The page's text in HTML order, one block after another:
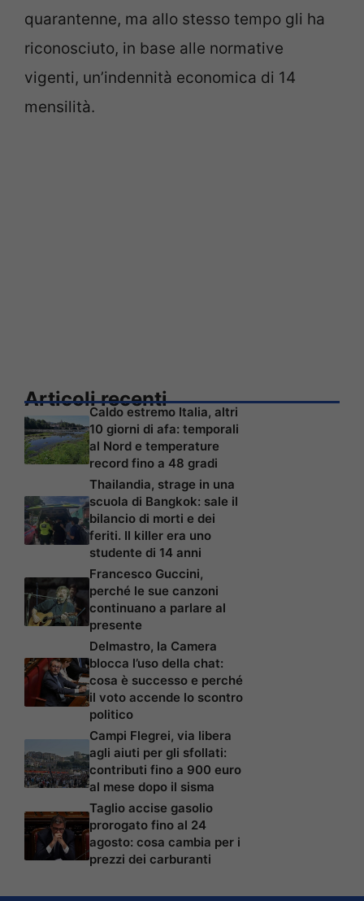
quarantenne, ma allo stesso tempo gli ha
riconosciuto, in base alle normative
vigenti, un’indennità economica di 14
mensilità.
Articoli recenti
Caldo estremo Italia, altri
10 giorni di afa: temporali
al Nord e temperature
record fino a 48 gradi
Thailandia, strage in una
scuola di Bangkok: sale il
bilancio di morti e dei
feriti. Il killer era uno
studente di 14 anni
Francesco Guccini,
perché le sue canzoni
continuano a parlare al
presente
Delmastro, la Camera
blocca l’uso della chat:
cosa è successo e perché
il voto accende lo scontro
politico
Campi Flegrei, via libera
agli aiuti per gli sfollati:
contributi fino a 900 euro
al mese dopo il sisma
Taglio accise gasolio
prorogato fino al 24
agosto: cosa cambia per i
prezzi dei carburanti